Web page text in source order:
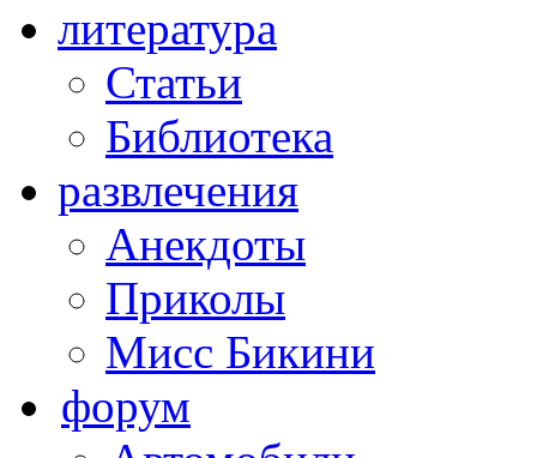
литература
Статьи
Библиотека
развлечения
Анекдоты
Приколы
Мисс Бикини
форум